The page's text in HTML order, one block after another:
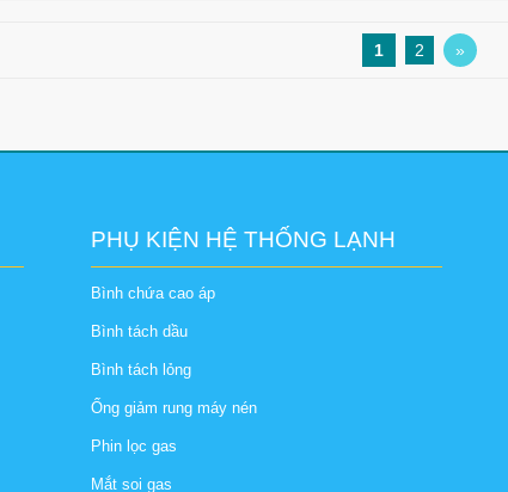
1 2 »
PHỤ KIỆN HỆ THỐNG LẠNH
Bình chứa cao áp
Bình tách dầu
Bình tách lỏng
Ống giảm rung máy nén
Phin lọc gas
Mắt soi gas